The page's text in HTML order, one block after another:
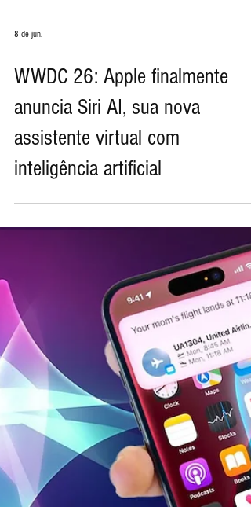
8 de jun.
WWDC 26: Apple finalmente
anuncia Siri AI, sua nova
assistente virtual com
inteligência artificial